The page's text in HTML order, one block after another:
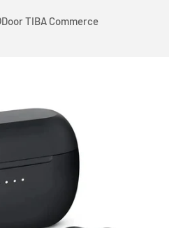
Door TIBA Commerce